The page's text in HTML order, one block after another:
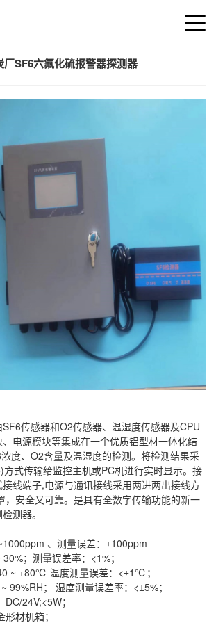
厂SF6六氟化硫报警器探测器
传感器和O2传感器、温湿度传感器及CPU
电源模块等集成在一个优质铝型材一体化结
度、O2含量及温湿度的检测。将检测结果采
式传输给监控主机或PC机进行实时显示。接
线端子,电源与通讯接线采用两进两出接线方
，安全又可靠。是具有全数字传输功能的新一
测器。
、测量误差：±100ppm
；测量误差率：<1%；
~ +80℃ 温度测量误差：<±1℃；
99%RH； 湿度测量误差率：<±5%；
24V;<5W；
材机箱；